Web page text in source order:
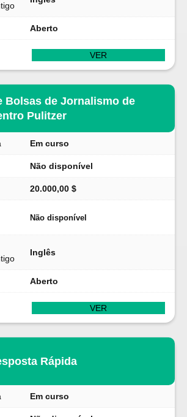
Aberto
VER
Bolsas de Jornalismo de
Pulitzer
Em curso
Não disponível
20.000,00 $
Não disponível
Inglês
Aberto
VER
Rápida
Em curso